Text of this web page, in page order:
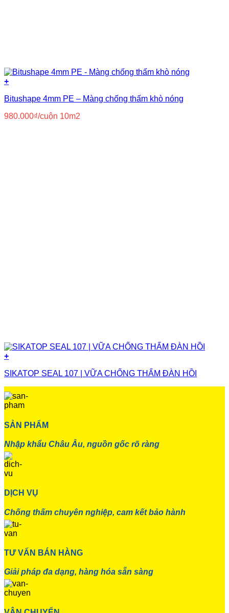
+
Bitushape 4mm PE – Màng chống thấm khò nóng
980.000₫/cuộn 10m2
+
SIKATOP SEAL 107 | VỮA CHỐNG THẤM ĐÀN HỒI
SẢN PHẨM
Nhập khẩu Châu Âu, nguồn gốc rõ ràng
DỊCH VỤ
Chống thấm chuyên nghiệp, cam kết bảo hành
TƯ VẤN BÁN HÀNG
Giải pháp đa dạng, hàng hóa sẵn sàng